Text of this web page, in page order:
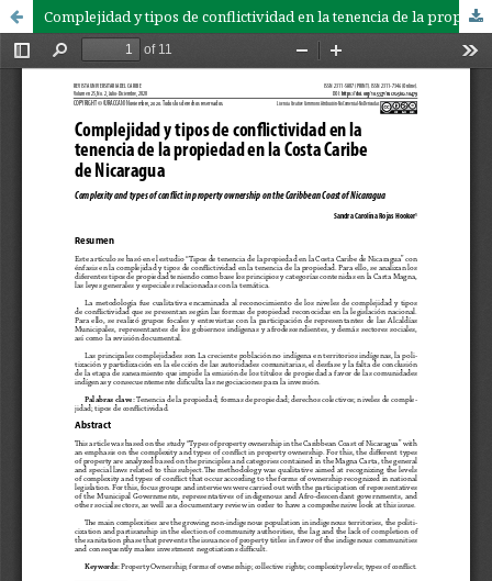
Complejidad y tipos de conflictividad en la tenencia de la propiedad en la Costa Caribe de Nicaragua